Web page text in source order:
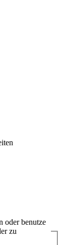
oder benutze
zu